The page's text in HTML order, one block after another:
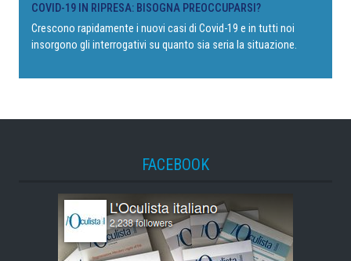
COVID-19 IN RIPRESA: BISOGNA PREOCCUPARSI?
Crescono rapidamente i nuovi casi di Covid-19 e in tutti noi
insorgono gli interrogativi su quanto sia seria la situazione.
FACEBOOK